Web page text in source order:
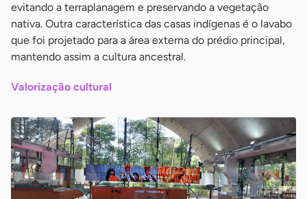
evitando a terraplanagem e preservando a vegetação
nativa. Outra característica das casas indígenas é o lavabo
que foi projetado para a área externa do prédio principal,
mantendo assim a cultura ancestral.
Valorização cultural